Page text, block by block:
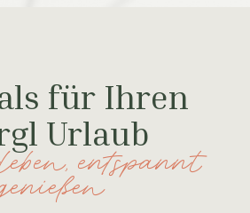
für Ihren
Urlaub
entspannt